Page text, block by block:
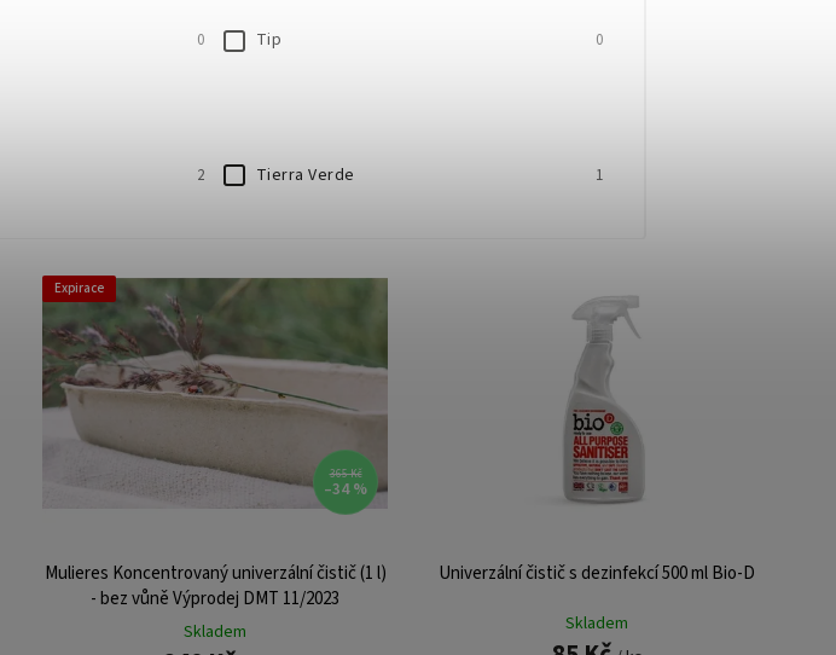
0 Tip 0
2 Tierra Verde 1
Expirace
365 Kč
–34 %
Mulieres Koncentrovaný univerzální čistič (1 l)
- bez vůně Výprodej DMT 11/2023
Skladem
Univerzální čistič s dezinfekcí 500 ml Bio-D
Skladem